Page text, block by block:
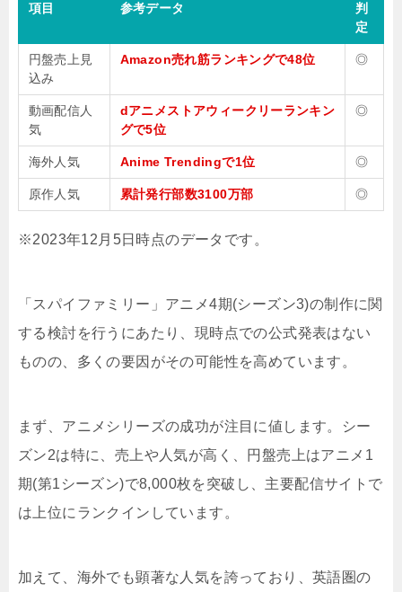
項目 参考データ
判
定
円盤売上見
込み
Amazon売れ筋ランキングで48位 ◎
動画配信人
気
dアニメストアウィークリーランキン
グで5位
◎
海外人気 Anime Trendingで1位 ◎
原作人気 累計発行部数3100万部 ◎
※2023年12月5日時点のデータです。
「スパイファミリー」アニメ4期(シーズン3)の制作に関
する検討を行うにあたり、現時点での公式発表はない
ものの、多くの要因がその可能性を高めています。
まず、アニメシリーズの成功が注目に値します。シー
ズン2は特に、売上や人気が高く、円盤売上はアニメ1
期(第1シーズン)で8,000枚を突破し、主要配信サイトで
は上位にランクインしています。
加えて、海外でも顕著な人気を誇っており、英語圏の